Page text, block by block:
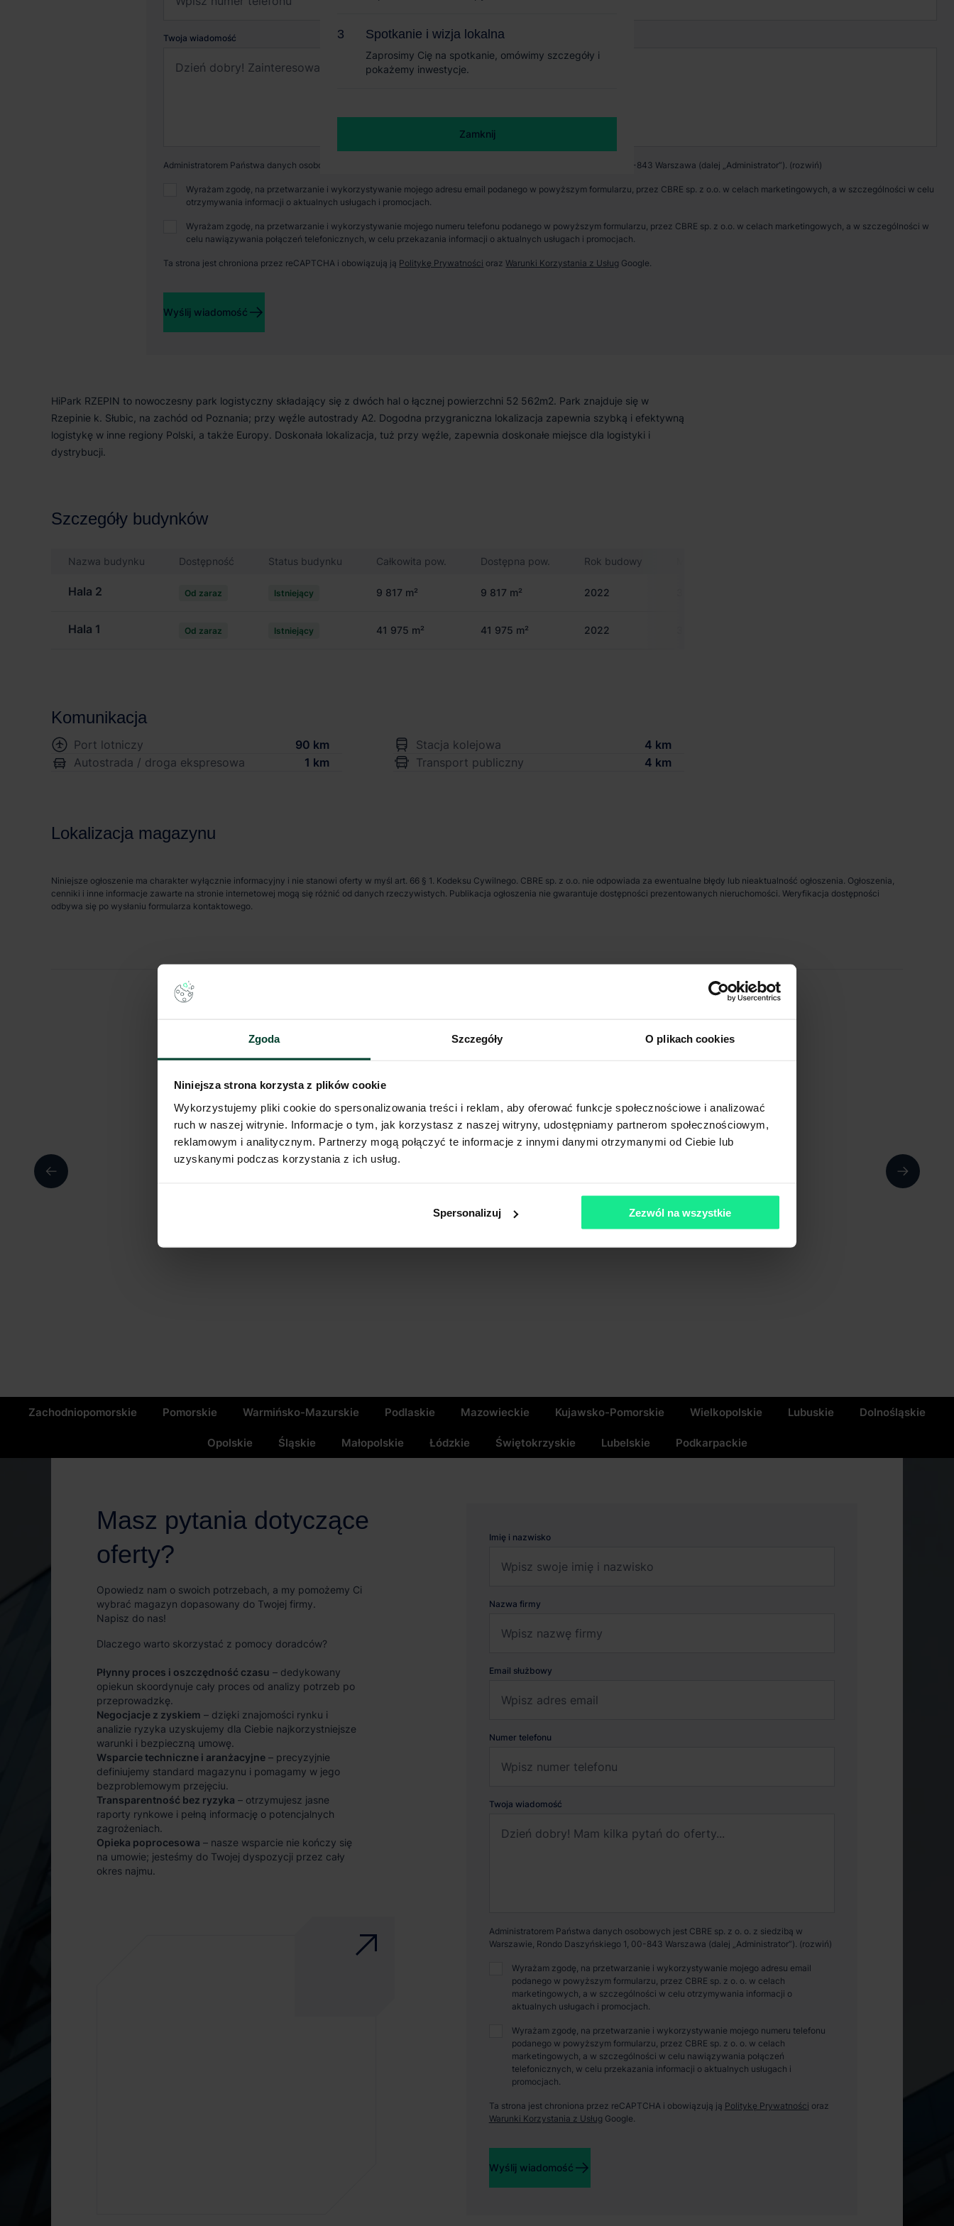
Zgoda Szczegóły O plikach cookies
Niniejsza strona korzysta z plików cookie
Wykorzystujemy pliki cookie do spersonalizowania treści i reklam, aby oferować funkcje społecznościowe i analizować
ruch w naszej witrynie. Informacje o tym, jak korzystasz z naszej witryny, udostępniamy partnerom społecznościowym,
reklamowym i analitycznym. Partnerzy mogą połączyć te informacje z innymi danymi otrzymanymi od Ciebie lub
uzyskanymi podczas korzystania z ich usług.
Spersonalizuj Zezwól na wszystkie
Wypełnij formularz
HiPark RZEPIN to nowoczesny park logistyczny składający się z dwóch hal o łącznej powierzchni 52 562m2. Park znajduje się w
Rzepinie k. Słubic, na zachód od Poznania; przy węźle autostrady A2. Dogodna przygraniczna lokalizacja zapewnia szybką i efektywną
logistykę w inne regiony Polski, a także Europy. Doskonała lokalizacja, tuż przy węźle, zapewnia doskonałe miejsce dla logistyki i
dystrybucji.
Szczegóły budynków
Nazwa budynku Dostępność Status budynku Całkowita pow. Dostępna pow. Rok budowy
Hala 2 Od zaraz Istniejący 9 817 m² 9 817 m² 2022
Hala 1 Od zaraz Istniejący 41 975 m² 41 975 m² 2022
Komunikacja
Port lotniczy 90 km Stacja kolejowa
4 km
Autostrada / droga ekspresowa
1 km Transport publiczny 4 km
Lokalizacja magazynu
Niniejsze ogłoszenie ma charakter wyłącznie informacyjny i nie stanowi oferty w myśl art. 66 § 1. Kodeksu Cywilnego. CBRE sp. z o.o. nie odpowiada za ewentualne błędy lub nieaktualność ogłoszenia. Ogłoszenia,
cenniki i inne informacje zawarte na stronie internetowej mogą się różnić od danych rzeczywistych. Publikacja ogłoszenia nie gwarantuje dostępności prezentowanych nieruchomości. Weryfikacja dostępności
odbywa się po wysłaniu formularza kontaktowego.
Zachodniopomorskie Pomorskie Warmińsko-Mazurskie Podlaskie Mazowieckie Kujawsko-Pomorskie Wielkopolskie Lubuskie Dolnośląskie
Opolskie Śląskie Małopolskie Łódzkie Świętokrzyskie Lubelskie Podkarpackie
Masz pytania dotyczące
oferty?
Opowiedz nam o swoich potrzebach, a my pomożemy Ci
wybrać magazyn dopasowany do Twojej firmy.
Napisz do nas!
Dlaczego warto skorzystać z pomocy doradców?
Płynny proces i oszczędność czasu – dedykowany
opiekun skoordynuje cały proces od analizy potrzeb po
przeprowadzkę.
Negocjacje z zyskiem – dzięki znajomości rynku i
analizie ryzyka uzyskujemy dla Ciebie najkorzystniejsze
warunki i bezpieczną umowę.
Wsparcie techniczne i aranżacyjne – precyzyjnie
definiujemy standard magazynu i pomagamy w jego
bezproblemowym przejęciu.
Transparentność bez ryzyka – otrzymujesz jasne
raporty rynkowe i pełną informację o potencjalnych
zagrożeniach.
Opieka poprocesowa – nasze wsparcie nie kończy się
na umowie; jesteśmy do Twojej dyspozycji przez cały
okres najmu.
Imię i nazwisko
Nazwa firmy
Email służbowy
Numer telefonu
Twoja wiadomość
Administratorem Państwa danych osobowych jest CBRE sp. z o. o. z siedzibą w
Warszawie, Rondo Daszyńskiego 1, 00-843 Warszawa (dalej „Administrator”).
Wyrażam zgodę, na przetwarzanie i wykorzystywanie mojego adresu email
podanego w powyższym formularzu, przez CBRE sp. z o. o. w celach
marketingowych, a w szczególności w celu otrzymywania informacji o
aktualnych usługach i promocjach.
Wyrażam zgodę, na przetwarzanie i wykorzystywanie mojego numeru telefonu
podanego w powyższym formularzu, przez CBRE sp. z o. o. w celach
marketingowych, a w szczególności w celu nawiązywania połączeń
telefonicznych, w celu przekazania informacji o aktualnych usługach i
promocjach.
Ta strona jest chroniona przez reCAPTCHA i obowiązują ją Politykę Prywatności oraz
Warunki Korzystania z Usług Google.
Wyślij wiadomość
Spotkanie i wizja lokalna
Zaprosimy Cię na spotkanie, omówimy szczegóły i
pokażemy inwestycje.
Zamknij
Twoja wiadomość
Administratorem Państwa danych osobowych jest CBRE sp. z o. o. z siedzibą w Warszawie, Rondo Daszyńskiego 1, 00-843 Warszawa (dalej „Administrator”).
Wyrażam zgodę, na przetwarzanie i wykorzystywanie mojego adresu email podanego w powyższym formularzu, przez CBRE sp. z o.o. w celach marketingowych, a w szczególności w celu
otrzymywania informacji o aktualnych usługach i promocjach.
Wyrażam zgodę, na przetwarzanie i wykorzystywanie mojego numeru telefonu podanego w powyższym formularzu, przez CBRE sp. z o.o. w celach marketingowych, a w szczególności w
celu nawiązywania połączeń telefonicznych, w celu przekazania informacji o aktualnych usługach i promocjach.
Ta strona jest chroniona przez reCAPTCHA i obowiązują ją Politykę Prywatności orazWarunki Korzystania z Usług Google.
Wyślij wiadomość
Spotkanie i wizja lokalna
Zaprosimy Cię na spotkanie, omówimy szczegóły i
pokażemy inwestycje.
Zamknij